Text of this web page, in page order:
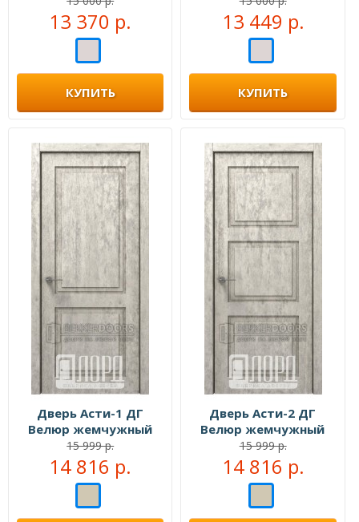
13 370 р.
КУПИТЬ
13 449 р.
КУПИТЬ
Дверь Асти-1 ДГ
Велюр жемчужный
15 999 р.
14 816 р.
Дверь Асти-2 ДГ
Велюр жемчужный
15 999 р.
14 816 р.